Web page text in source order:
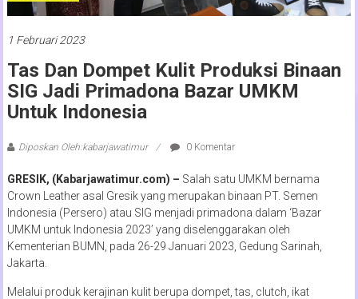
1 Februari 2023
Tas Dan Dompet Kulit Produksi Binaan
SIG Jadi Primadona Bazar UMKM
Untuk Indonesia
Diposkan Oleh:kabarjawatimur 0 Komentar
GRESIK, (Kabarjawatimur.com) – Salah satu UMKM bernama
Crown Leather asal Gresik yang merupakan binaan PT. Semen
Indonesia (Persero) atau SIG menjadi primadona dalam ‘Bazar
UMKM untuk Indonesia 2023’ yang diselenggarakan oleh
Kementerian BUMN, pada 26-29 Januari 2023, Gedung Sarinah,
Jakarta.
Melalui produk kerajinan kulit berupa dompet, tas, clutch, ikat